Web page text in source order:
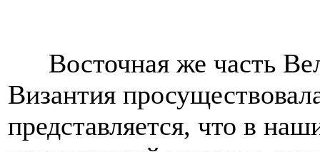
Восточная же часть
Византия
представляется, что в